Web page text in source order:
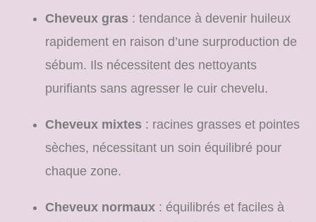
Cheveux gras : tendance à devenir huileux
rapidement en raison d’une surproduction de
sébum. Ils nécessitent des nettoyants
purifiants sans agresser le cuir chevelu.
Cheveux mixtes : racines grasses et pointes
sèches, nécessitant un soin équilibré pour
chaque zone.
Cheveux normaux : équilibrés et faciles à